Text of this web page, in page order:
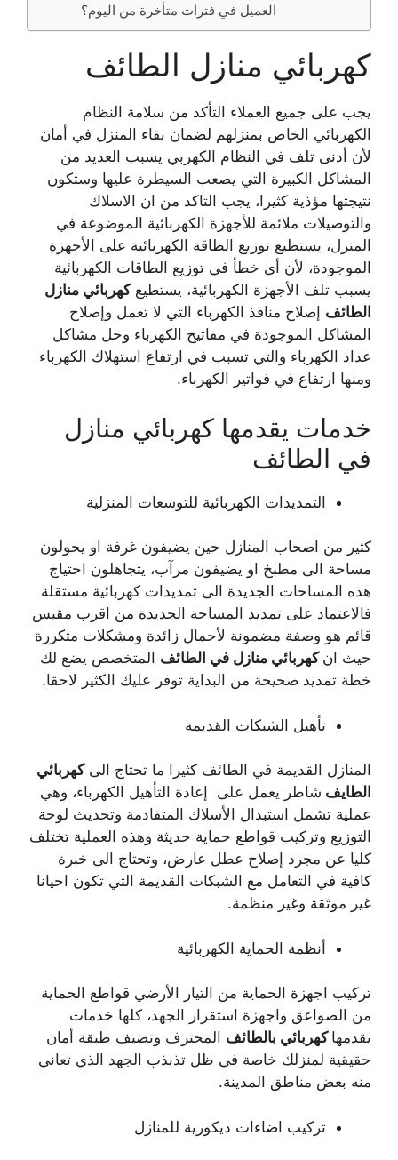
العميل في فترات متأخرة من اليوم؟
كهربائي منازل الطائف
يجب على جميع العملاء التأكد من سلامة النظام
الكهربائي الخاص بمنزلهم لضمان بقاء المنزل في أمان
لأن أدنى تلف في النظام الكهربي يسبب العديد من
المشاكل الكبيرة التي يصعب السيطرة عليها وستكون
نتيجتها مؤذية كثيرا، يجب التاكد من ان الاسلاك
والتوصيلات ملائمة للأجهزة الكهربائية الموضوعة في
المنزل، يستطيع توزيع الطاقة الكهربائية على الأجهزة
الموجودة، لأن أى خطأ في توزيع الطاقات الكهربائية
يسبب تلف الأجهزة الكهربائية، يستطيعكهربائي منازل
الطائف إصلاح منافذ الكهرباء التي لا تعمل وإصلاح
المشاكل الموجودة في مفاتيح الكهرباء وحل مشاكل
عداد الكهرباء والتي تسبب في ارتفاع استهلاك الكهرباء
ومنها ارتفاع في فواتير الكهرباء.
خدمات يقدمها كهربائي منازل
في الطائف
التمديدات الكهربائية للتوسعات المنزلية
كثير من اصحاب المنازل حين يضيفون غرفة او يحولون
مساحة الى مطبخ او يضيفون مرآب، يتجاهلون احتياج
هذه المساحات الجديدة الى تمديدات كهربائية مستقلة
فالاعتماد على تمديد المساحة الجديدة من اقرب مقبس
قائم هو وصفة مضمونة لأحمال زائدة ومشكلات متكررة
حيث ان كهربائي منازل في الطائف المتخصص يضع لك
خطة تمديد صحيحة من البداية توفر عليك الكثير لاحقا.
تأهيل الشبكات القديمة
المنازل القديمة في الطائف كثيرا ما تحتاج الىكهربائي
الطايف شاطر يعمل على إعادة التأهيل الكهرباء، وهي
عملية تشمل استبدال الأسلاك المتقادمة وتحديث لوحة
التوزيع وتركيب قواطع حماية حديثة وهذه العملية تختلف
كليا عن مجرد إصلاح عطل عارض، وتحتاج الى خبرة
كافية في التعامل مع الشبكات القديمة التي تكون احيانا
غير موثقة وغير منظمة.
أنظمة الحماية الكهربائية
تركيب اجهزة الحماية من التيار الأرضي قواطع الحماية
من الصواعق واجهزة استقرار الجهد، كلها خدمات
يقدمها كهربائي بالطائف المحترف وتضيف طبقة أمان
حقيقية لمنزلك خاصة في ظل تذبذب الجهد الذي تعاني
منه بعض مناطق المدينة.
تركيب اضاءات ديكورية للمنازل